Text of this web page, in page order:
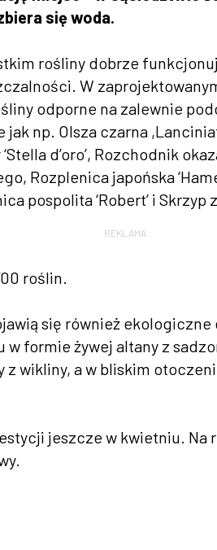
się woda.
rośliny dobrze
W
odporne na zalewnie
np. Olsza czarna
d’oro’, Rozchodnik
Rozplenica japońska
pospolita ‘Robert’ i Skrzyp
REKLAMA
roślin.
się również
formie żywej altany z
wikliny, a w bliskim
jeszcze w kwietniu. Na